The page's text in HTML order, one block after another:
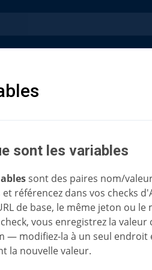
sont les variables
sont des paires nom/
référencez dans vos checks
de base, le même jeton ou
vous enregistrez la
— modifiez-la à un seul endroit
la nouvelle valeur.